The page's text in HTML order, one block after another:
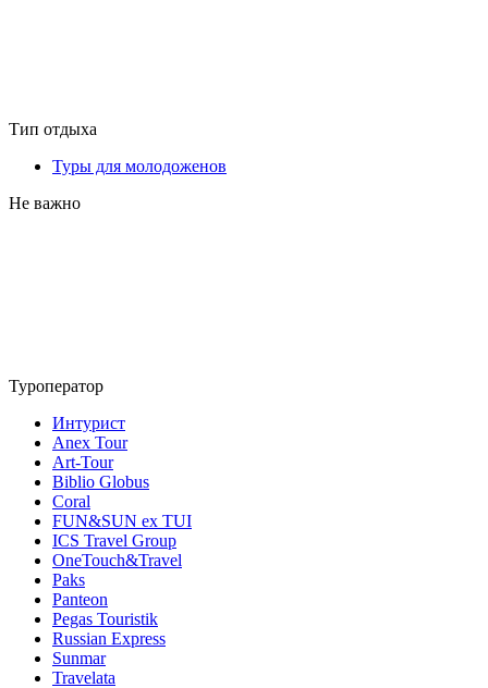
Тип отдыха
Туры для молодоженов
Не важно
Туроператор
Интурист
Anex Tour
Art-Tour
Biblio Globus
Coral
FUN&SUN ex TUI
ICS Travel Group
OneTouch&Travel
Paks
Panteon
Pegas Touristik
Russian Express
Sunmar
Travelata